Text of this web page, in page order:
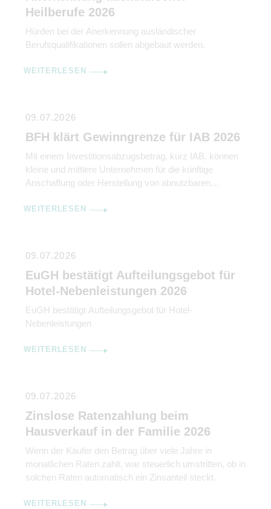
Heilberufe 2026
Hürden bei der Anerkennung ausländischer
Berufsqualifikationen sollen abgebaut werden.
WEITERLESEN
09.07.2026
BFH klärt Gewinngrenze für IAB 2026
Mit einem Investitionsabzugsbetrag, kurz IAB, können
kleine und mittlere Unternehmen für die künftige
Anschaffung oder Herstellung von abnutzbaren
bis zu 50 % der voraussichtlichen Anschaffungs- oder
Überschuss-Rechnung ermittelt wird. Gleichzeitig […]
WEITERLESEN
09.07.2026
EuGH bestätigt Aufteilungsgebot für
Hotel-Nebenleistungen 2026
EuGH bestätigt Aufteilungsgebot für Hotel-
Nebenleistungen
WEITERLESEN
09.07.2026
Zinslose Ratenzahlung beim
Hausverkauf in der Familie 2026
Wenn der Käufer den Betrag über viele Jahre in
monatlichen Raten zahlt, war steuerlich umstritten, ob in
solchen Raten automatisch ein Zinsanteil steckt.
WEITERLESEN